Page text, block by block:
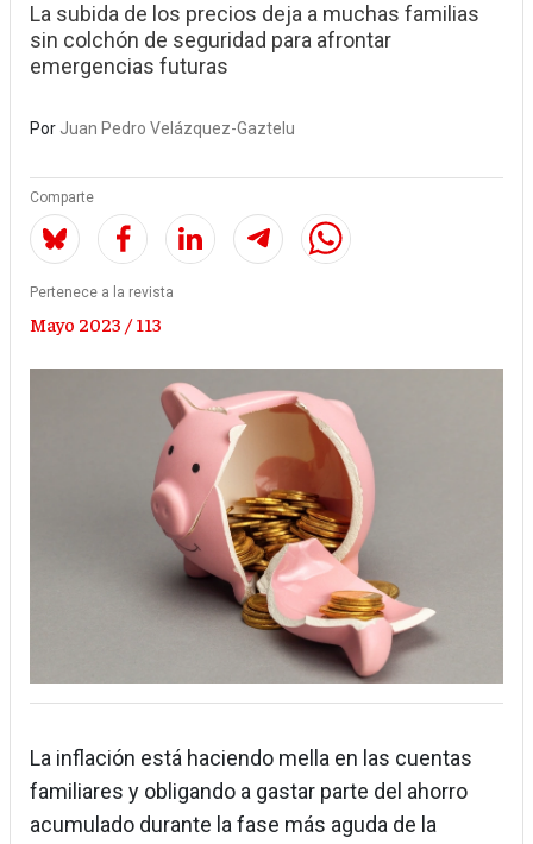
La subida de los precios deja a muchas familias
sin colchón de seguridad para afrontar
emergencias futuras
Por Juan Pedro Velázquez-Gaztelu
Comparte
Pertenece a la revista
Mayo 2023 / 113
La inflación está haciendo mella en las cuentas
familiares y obligando a gastar parte del ahorro
acumulado durante la fase más aguda de la